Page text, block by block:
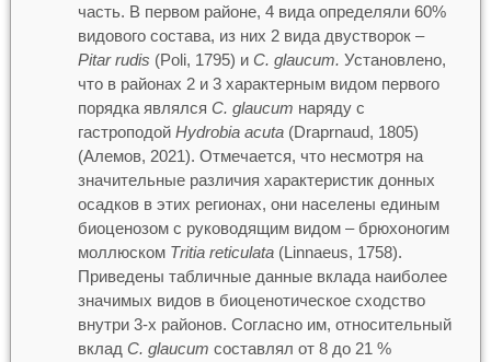
часть. В первом районе, 4 вида определяли 60%
видового состава, из них 2 вида двустворок –
Pitar rudis (Poli, 1795) иC. glaucum. Установлено,
что в районах 2 и 3 характерным видом первого
порядка являлсяC. glaucum наряду с
гастроподойHydrobia acuta (Draprnaud, 1805)
(Алемов, 2021). Отмечается, что несмотря на
значительные различия характеристик донных
осадков в этих регионах, они населены единым
биоценозом с руководящим видом – брюхоногим
моллюском Тritia reticulata (Linnaeus, 1758).
Приведены табличные данные вклада наиболее
значимых видов в биоценотическое сходство
внутри 3-х районов. Согласно им, относительный
вкладС. glaucum составлял от 8 до 21 %